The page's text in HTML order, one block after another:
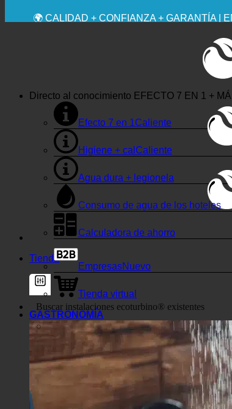
🌍 CALIDAD + CONFIANZA + GARANTÍA |
Tienda
Filtros genéricos
Exakte Übereinstimmung
Cómo llegar
Filtrar por tipo de
personalizada
Búsqueda en las páginas
Búsqueda de artículos
Directo al conocimiento EFECTO 7 EN 1 +
Efecto 7 en 1
Higiene + cal
Agua dura + legionela
Consumo de agua de los hoteles
Calculadora de ahorro
Empresas
Tienda virtual
GASTRONOMÍA